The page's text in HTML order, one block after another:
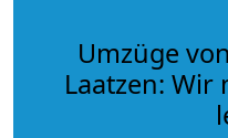
Umzüge
Laatzen: Wir